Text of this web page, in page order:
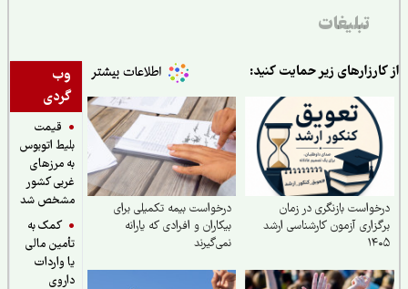
تبلیغات
وب
گردی
قیمت
بلیط اتوبوس
به مرزهای
غربی کشور
مشخص شد
کمک به
تأمین مالی
یا واردات
زیر حمایت کنید:
بازنگری در زمان
آزمون کارشناسی ارشد
درخواست بیمه تکمیلی برای
بیکاران و افرادی که یارانه
نمی‌گیرند